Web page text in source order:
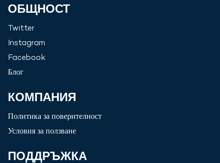
ОБЩНОСТ
Twitter
Instagram
Facebook
Блог
КОМПАНИЯ
Политика за поверителност
Условия за ползване
ПОДДРЪЖКА